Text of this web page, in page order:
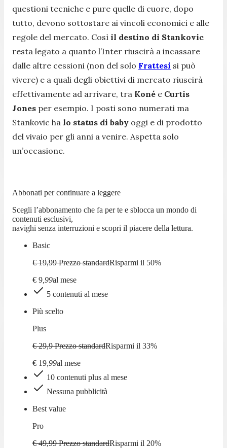
questioni tecniche e pure quelle di cuore, dopo
tutto, devono sottostare ai vincoli economici e alle
regole del mercato. Così il destino di Stankovic
resta legato a quanto l’Inter riuscirà a incassare
dalle altre cessioni (non del solo Frattesi si può
vivere) e a quali degli obiettivi di mercato riuscirà
effettivamente ad arrivare, tra Koné e Curtis
Jones per esempio. I posti sono numerati ma
Stankovic ha lo status di baby oggi e di prodotto
del vivaio per gli anni a venire. Aspetta solo
un’occasione.
Abbonati per continuare a leggere
Scegli l’abbonamento che fa per te e sblocca un mondo di
contenuti esclusivi,
navighi senza interruzioni e scopri il piacere della lettura.
Basic
€ 19,99 Prezzo standardRisparmi il 50%
€ 9 99al mese
5 contenuti al mese
Più scelto
Plus
€ 29,9 Prezzo standardRisparmi il 33%
€ 19 99al mese
10 contenuti plus al mese
Nessuna pubblicità
Best value
Pro
€ 49,99 Prezzo standardRisparmi il 20%